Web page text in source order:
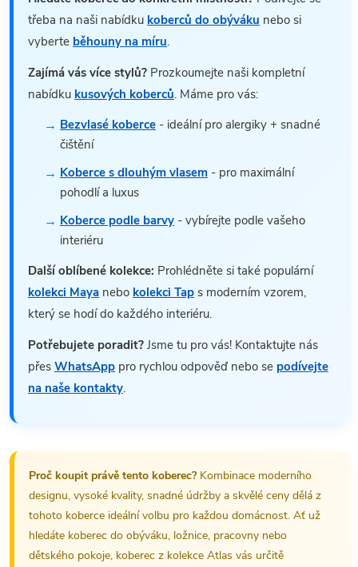
třeba na naši nabídku koberců do obýváku nebo si
vyberte běhouny na míru.
Zajímá vás více stylů? Prozkoumejte naši kompletní
nabídku kusových koberců. Máme pro vás:
Bezvlasé koberce - ideální pro alergiky + snadné
čištění
Koberce s dlouhým vlasem - pro maximální
pohodlí a luxus
Koberce podle barvy - vybírejte podle vašeho
interiéru
Další oblíbené kolekce: Prohlédněte si také populární
kolekci Maya nebo kolekci Tap s moderním vzorem,
který se hodí do každého interiéru.
Potřebujete poradit? Jsme tu pro vás! Kontaktujte nás
přes WhatsApp pro rychlou odpověď nebo se podívejte
na naše kontakty.
Proč koupit právě tento koberec?Kombinace moderního
designu, vysoké kvality, snadné údržby a skvělé ceny dělá z
tohoto koberce ideální volbu pro každou domácnost. Ať už
hledáte koberec do obýváku, ložnice, pracovny nebo
dětského pokoje, koberec z kolekce Atlas vás určitě